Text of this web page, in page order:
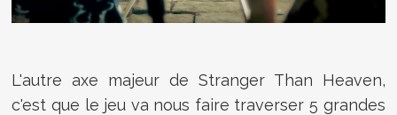
L'autre axe majeur de Stranger Than Heaven,
c'est que le jeu va nous faire traverser 5 grandes